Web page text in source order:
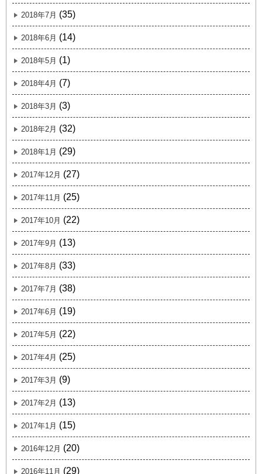
2018年7月 (35)
2018年6月 (14)
2018年5月 (1)
2018年4月 (7)
2018年3月 (3)
2018年2月 (32)
2018年1月 (29)
2017年12月 (27)
2017年11月 (25)
2017年10月 (22)
2017年9月 (13)
2017年8月 (33)
2017年7月 (38)
2017年6月 (19)
2017年5月 (22)
2017年4月 (25)
2017年3月 (9)
2017年2月 (13)
2017年1月 (15)
2016年12月 (20)
2016年11月 (29)